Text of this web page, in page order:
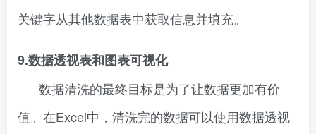
关键字从其他数据表中获取信息并填充。
9.数据透视表和图表可视化
数据清洗的最终目标是为了让数据更加有价
值。在Excel中，清洗完的数据可以使用数据透视